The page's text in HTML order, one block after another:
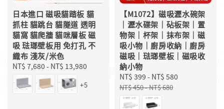
日本進口 磁吸貓踏板 貓
抓柱 貓跳台 貓隧道 透明
貓窩 貓爬牆 貓咪層板 磁
吸 琺瑯壁板用 免打孔 不
織布 淺灰/米色
Regular
price
NT$ 7,680 - NT$ 13,980
+5
【M1072】磁吸瀝水碗架
｜瀝水碟架｜砧板架｜置
物架｜杯架｜抹布架｜磁
吸小物｜廚房收納｜廚房
磁吸｜琺瑯壁板｜磁吸收
納小物
Sale
price
NT$ 399 - NT$ 580
NT$ 450-NT$ 680